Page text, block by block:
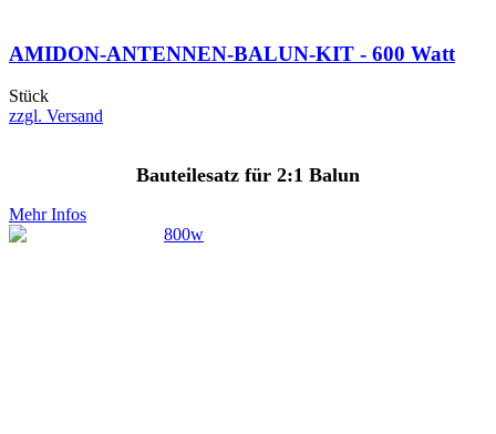
AMIDON-ANTENNEN-BALUN-KIT - 600 Watt
Stück
zzgl. Versand
Bauteilesatz für 2:1 Balun
Mehr Infos